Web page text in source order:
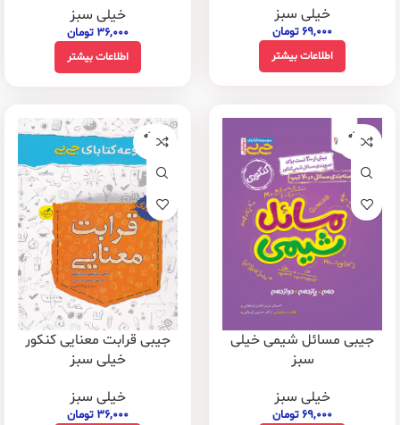
خیلی سبز
۶۹,۰۰۰ تومان
اطلاعات بیشتر
خیلی سبز
۳۶,۰۰۰ تومان
اطلاعات بیشتر
فروخته
شده
جیبی مسائل شیمی خیلی
سبز
خیلی سبز
۶۹,۰۰۰ تومان
فروخته
شده
جیبی قرابت معنایی کنکور
خیلی سبز
خیلی سبز
۳۶,۰۰۰ تومان